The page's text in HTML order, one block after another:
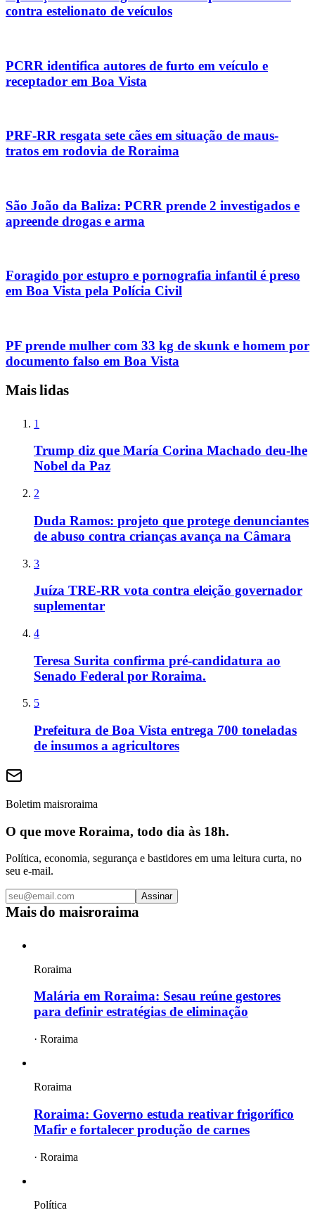
contra estelionato de veículos
PCRR identifica autores de furto em veículo e
receptador em Boa Vista
PRF-RR resgata sete cães em situação de maus-
tratos em rodovia de Roraima
São João da Baliza: PCRR prende 2 investigados e
apreende drogas e arma
Foragido por estupro e pornografia infantil é preso
em Boa Vista pela Polícia Civil
PF prende mulher com 33 kg de skunk e homem por
documento falso em Boa Vista
Mais lidas
1
Trump diz que María Corina Machado deu-lhe
Nobel da Paz
2
Duda Ramos: projeto que protege denunciantes
de abuso contra crianças avança na Câmara
3
Juíza TRE-RR vota contra eleição governador
suplementar
4
Teresa Surita confirma pré-candidatura ao
Senado Federal por Roraima.
5
Prefeitura de Boa Vista entrega 700 toneladas
de insumos a agricultores
Boletim maisroraima
O que move Roraima, todo dia às 18h.
Política, economia, segurança e bastidores em uma leitura curta, no
seu e-mail.
Assinar
Mais do maisroraima
Roraima
Malária em Roraima: Sesau reúne gestores
para definir estratégias de eliminação
· Roraima
Roraima
Roraima: Governo estuda reativar frigorífico
Mafir e fortalecer produção de carnes
· Roraima
Política